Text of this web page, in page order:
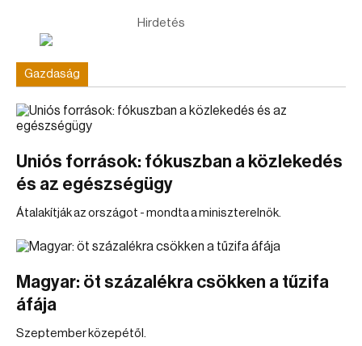
Hirdetés
Gazdaság
Uniós források: fókuszban a közlekedés
és az egészségügy
Átalakítják az országot - mondta a miniszterelnök.
Magyar: öt százalékra csökken a tűzifa
áfája
Szeptember közepétől.